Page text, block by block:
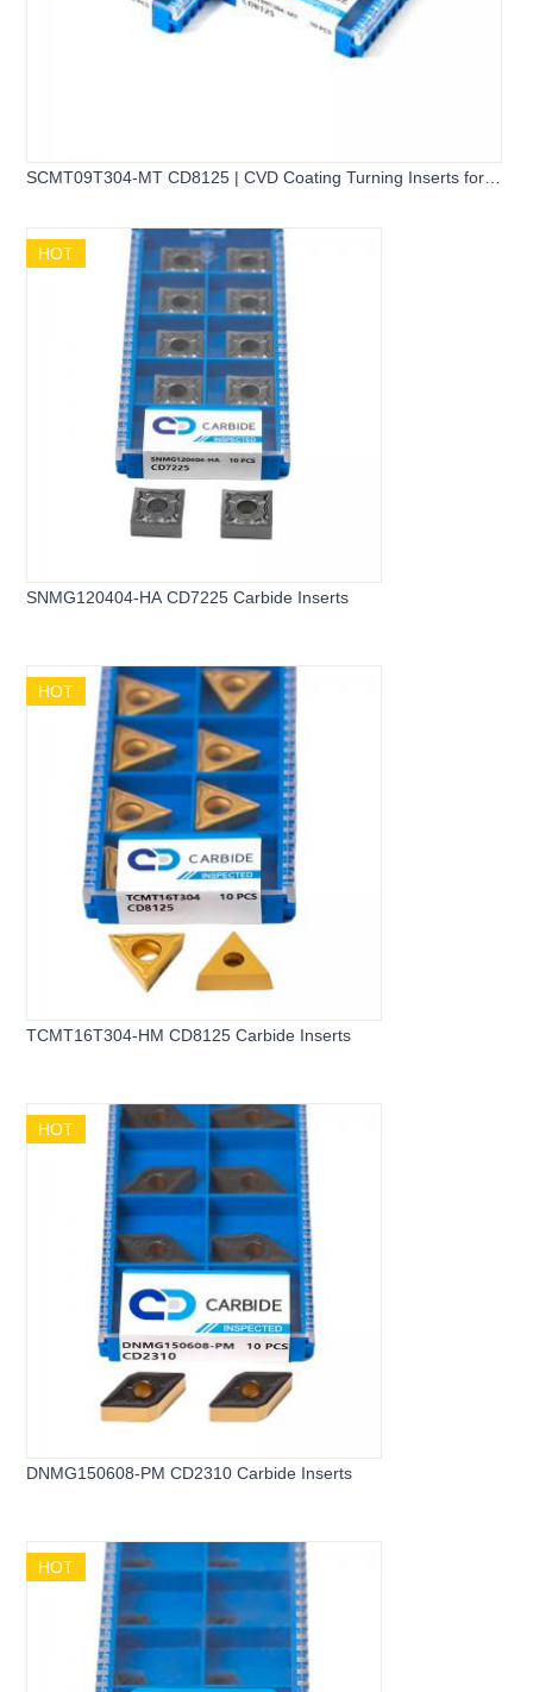
SCMT09T304-MT CD8125 | CVD Coating Turning Inserts for
HOT
SNMG120404-HA CD7225 Carbide Inserts
HOT
TCMT16T304-HM CD8125 Carbide Inserts
HOT
DNMG150608-PM CD2310 Carbide Inserts
HOT